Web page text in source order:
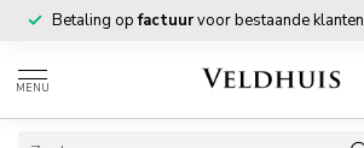
Betaling opfactuurvoor bestaande klanten
MENU